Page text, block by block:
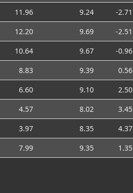
11.96 9.24
-2.71
12.20 9.69
-2.51
10.64 9.67
-0.96
8.83 9.39
0.56
6.60 9.10
2.50
4.57 8.02
3.45
3.97 8.35
4.37
7.99 9.35 1.35